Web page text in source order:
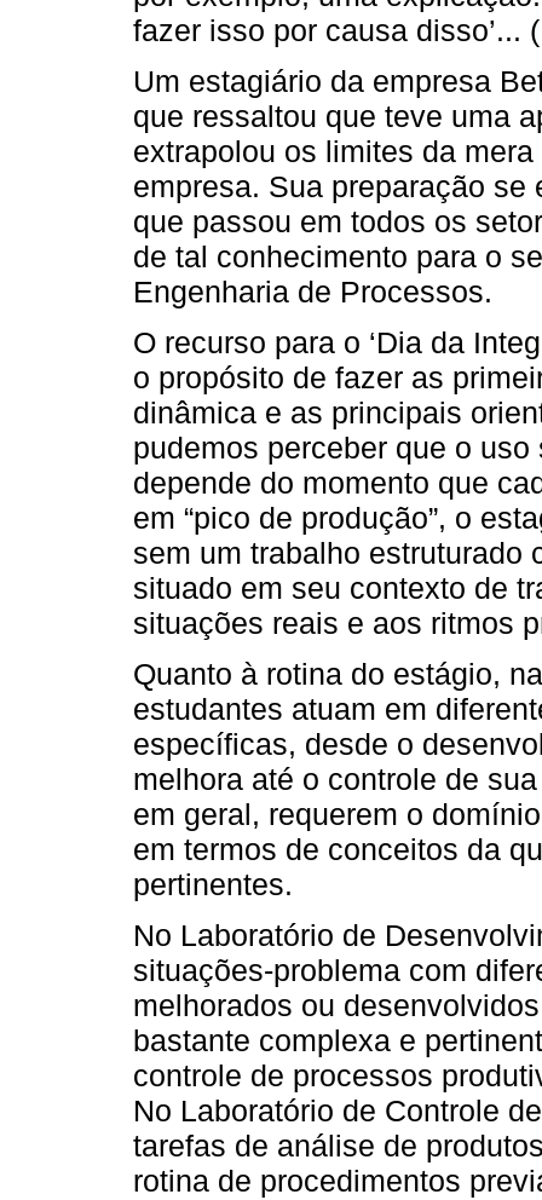
fazer isso por causa disso’...
Um estagiário da empresa
que ressaltou que teve uma
extrapolou os limites da
empresa. Sua preparação
que passou em todos os
de tal conhecimento para o
Engenharia de Processos.
O recurso para o ‘Dia da
o propósito de fazer as
dinâmica e as principais
pudemos perceber que o
depende do momento que
em “pico de produção”, o
sem um trabalho estruturado
situado em seu contexto de
situações reais e aos ritmos
Quanto à rotina do estágio,
estudantes atuam em
específicas, desde o
melhora até o controle de
em geral, requerem o
em termos de conceitos da
pertinentes.
No Laboratório de
situações-problema com
melhorados ou
bastante complexa e
controle de processos
No Laboratório de Controle
tarefas de análise de
rotina de procedimentos